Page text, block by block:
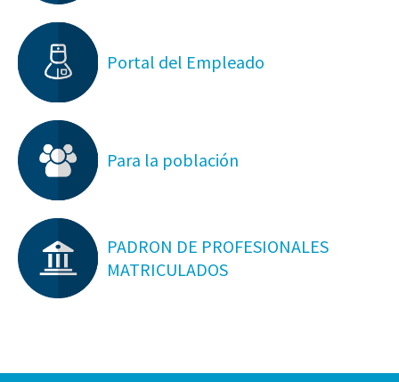
Portal del Empleado
Para la población
PADRON DE PROFESIONALES
MATRICULADOS